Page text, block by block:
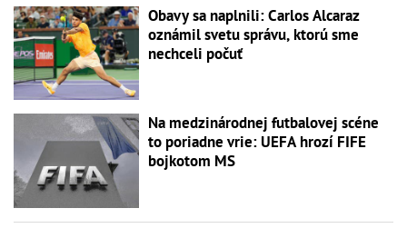
Obavy sa naplnili: Carlos Alcaraz
oznámil svetu správu, ktorú sme
nechceli počuť
Na medzinárodnej futbalovej scéne
to poriadne vrie: UEFA hrozí FIFE
bojkotom MS